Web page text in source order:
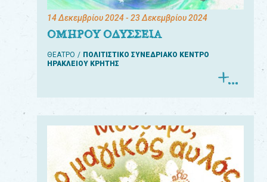
14 Δεκεμβρίου 2024- 23 Δεκεμβρίου 2024
ΟΜΗΡΟΥ ΟΔΥΣΣΕΙΑ
ΘΕΑΤΡΟ
ΠΟΛΙΤΙΣΤΙΚΟ ΣΥΝΕΔΡΙΑΚΟ ΚΕΝΤΡΟ
ΗΡΑΚΛΕΙΟΥ ΚΡΗΤΗΣ